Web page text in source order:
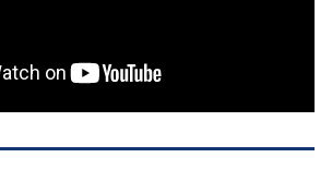
PGハウスについて